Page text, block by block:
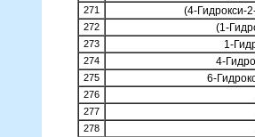
271 (4-Гидрокси-
272 (1-
273 1-
274 4-
275 6-
276
277
278